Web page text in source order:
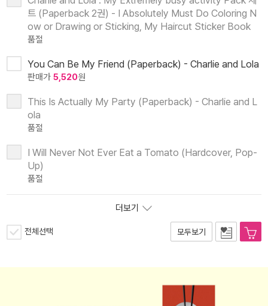
트 (Paperback 2권) - I Absolutely Must Do Coloring N
ow or Drawing or Sticking, My Haircut Sticker Book
품절
You Can Be My Friend (Paperback) - Charlie and Lola
판매가 5,520원
This Is Actually My Party (Paperback) - Charlie and L
ola
품절
I Will Never Not Ever Eat a Tomato (Hardcover, Pop-
Up)
품절
더보기
전체선택 모두보기